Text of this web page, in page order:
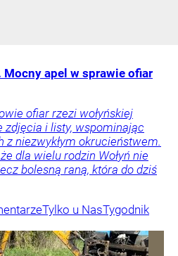
Mocny apel w sprawie ofiar
ofiar rzezi wołyńskiej
zdjęcia i listy, wspominając
niezwykłym okrucieństwem.
dla wielu rodzin Wołyń nie
bolesną raną, która do dziś
Tylko u NasTygodnik